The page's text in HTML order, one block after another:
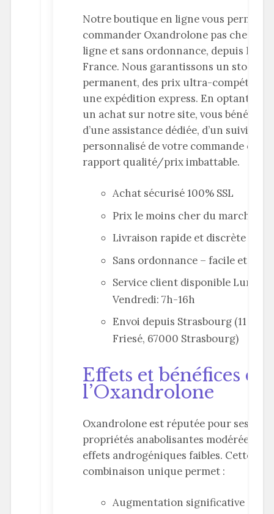
Notre boutique en ligne vous permet
commander Oxandrolone pas cher, en
ligne et sans ordonnance, depuis la
France. Nous garantissons un stock
permanent, des prix ultra-compétitifs
une expédition express. En optant
un achat sur notre site, vous bénéficiez
d’une assistance dédiée, d’un suivi
personnalisé de votre commande et
rapport qualité/prix imbattable.
Achat sécurisé 100% SSL
Prix le moins cher du marché
Livraison rapide et discrète
Sans ordonnance – facile et
Service client disponible Lundi—
Vendredi: 7h-16h
Envoi depuis Strasbourg (11 rue
Friesé, 67000 Strasbourg)
Effets et bénéfices de
l’Oxandrolone
Oxandrolone est réputée pour ses
propriétés anabolisantes modérées et
effets androgéniques faibles. Cette
combinaison unique permet :
Augmentation significative de la